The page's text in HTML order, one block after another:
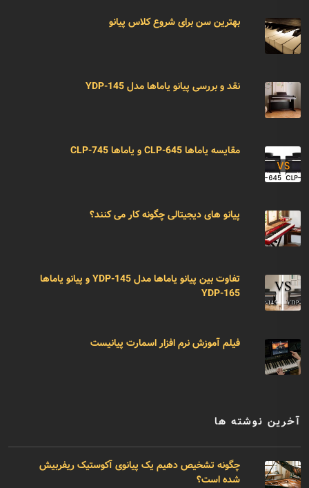
بهترین سن برای شروع کلاس پیانو
نقد و بررسی پیانو یاماها مدل YDP-145
مقایسه یاماها CLP-645 و یاماها CLP-745
پیانو های دیجیتالی چگونه کار می کنند؟
تفاوت بین پیانو یاماها مدل YDP-145 و پیانو یاماها
YDP-165
فیلم آموزش نرم افزار اسمارت پیانیست
آخرین نوشته ها
چگونه تشخیص دهیم یک پیانوی آکوستیک ریفربیش
شده است؟